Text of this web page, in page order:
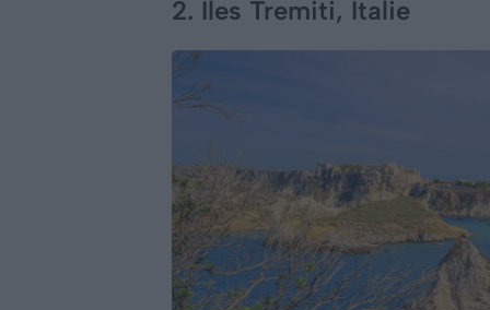
2. Îles Tremiti, Italie